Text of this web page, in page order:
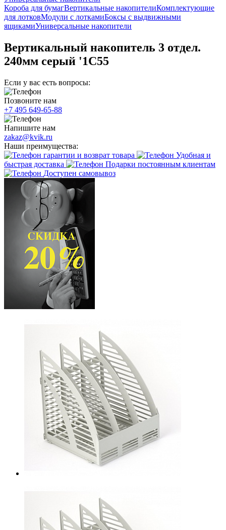
Короба для бумагВертикальные накопителиКомплектующие
для лотковМодули с лоткамиБоксы с выдвижными
ящикамиУниверсальные накопители
Вертикальный накопитель 3 отдел.
240мм серый '1С55
Если у вас есть вопросы:
Позвоните нам
+7 495 649-65-88
Напишите нам
zakaz@kvik.ru
Наши преимущества:
гарантии и возврат товара
Удобная и
быстрая доставка
Подарки постоянным клиентам
Доступен самовывоз